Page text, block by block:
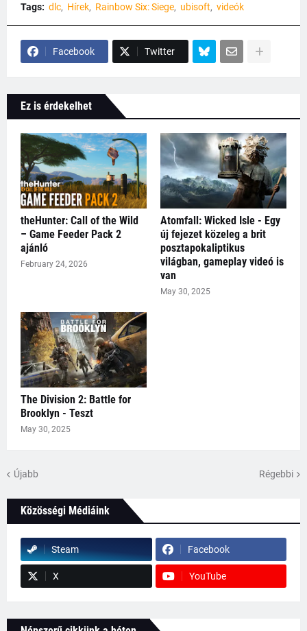
Tags: dlc Hírek Rainbow Six: Siege ubisoft videók
Facebook Twitter
Ez is érdekelhet
theHunter: Call of the Wild
– Game Feeder Pack 2
ajánló
February 24, 2026
Atomfall: Wicked Isle - Egy
új fejezet közeleg a brit
posztapokaliptikus
világban, gameplay videó is
van
May 30, 2025
The Division 2: Battle for
Brooklyn - Teszt
May 30, 2025
Újabb Régebbi
Közösségi Médiáink
Steam Facebook
X YouTube